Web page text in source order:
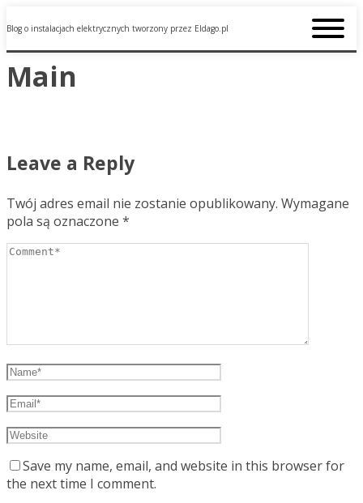
Blog o instalacjach elektrycznych tworzony przez Eldago.pl
Main
Leave a Reply
Twój adres email nie zostanie opublikowany. Wymagane
pola są oznaczone *
Save my name, email, and website in this browser for
the next time I comment.